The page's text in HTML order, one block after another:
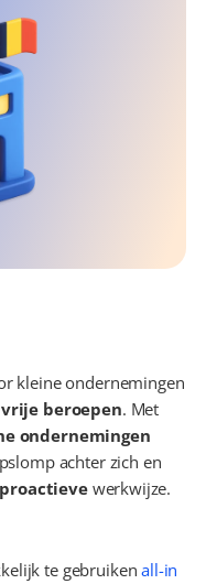
kleine ondernemingen
beroepen. Met
ondernemingen
achter zich en
proactieve werkwijze.
te gebruiken all-in